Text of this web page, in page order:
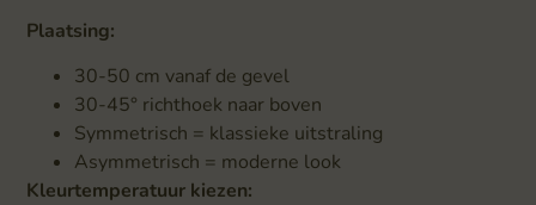
Plaatsing:
30-50 cm vanaf de gevel
30-45° richthoek naar boven
Symmetrisch = klassieke uitstraling
Asymmetrisch = moderne look
Kleurtemperatuur kiezen: